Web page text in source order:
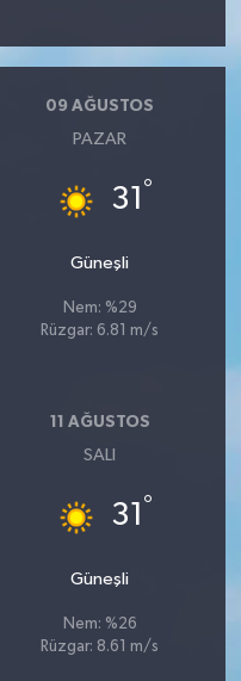
09 AĞUSTOS
PAZAR
31 °
Güneşli
Nem: %29
Rüzgar: 6.81 m/s
11 AĞUSTOS
SALI
31 °
Güneşli
Nem: %26
Rüzgar: 8.61 m/s